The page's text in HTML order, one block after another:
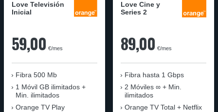
Love Televisión
Inicial
59,00 €/mes
Fibra 500 Mb
1 Móvil GB ilimitados +
Min. ilimitados
Orange TV Play
Love Cine y
Series 2
89,00 €/mes
Fibra hasta 1 Gbps
2 Móviles ∞ + Min.
ilimitados
Orange TV Total + Netflix